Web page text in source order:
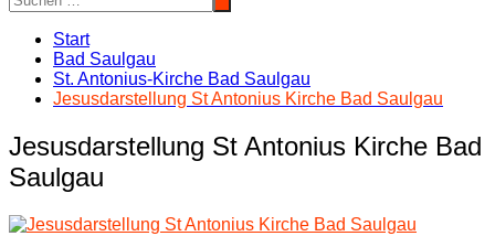
Start
Bad Saulgau
St. Antonius-Kirche Bad Saulgau
Jesusdarstellung St Antonius Kirche Bad Saulgau
Jesusdarstellung St Antonius Kirche Bad
Saulgau